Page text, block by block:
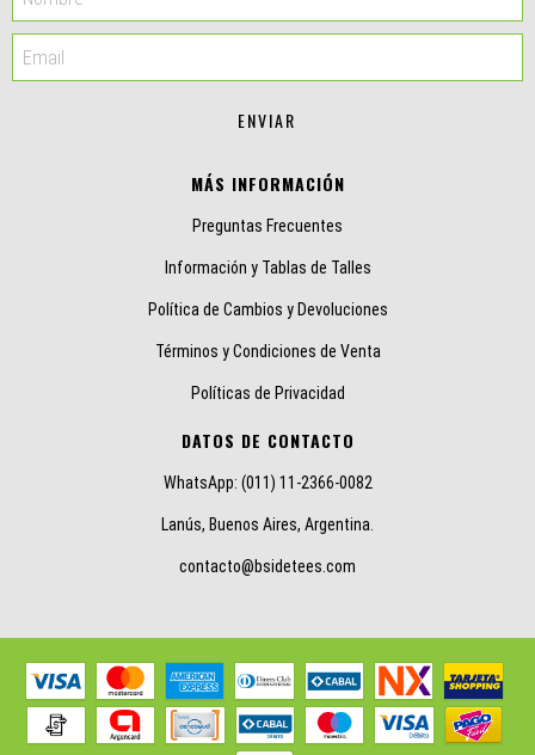
MÁS INFORMACIÓN
Preguntas Frecuentes
Información y Tablas de Talles
Política de Cambios y Devoluciones
Términos y Condiciones de Venta
Políticas de Privacidad
DATOS DE CONTACTO
WhatsApp: (011) 11-2366-0082
Lanús, Buenos Aires, Argentina.
contacto@bsidetees.com